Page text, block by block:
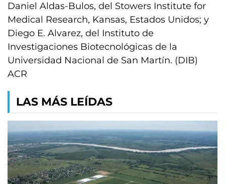
Daniel Aldas-Bulos, del Stowers Institute for
Medical Research, Kansas, Estados Unidos; y
Diego E. Alvarez, del Instituto de
Investigaciones Biotecnológicas de la
Universidad Nacional de San Martín. (DIB)
ACR
LAS MÁS LEÍDAS